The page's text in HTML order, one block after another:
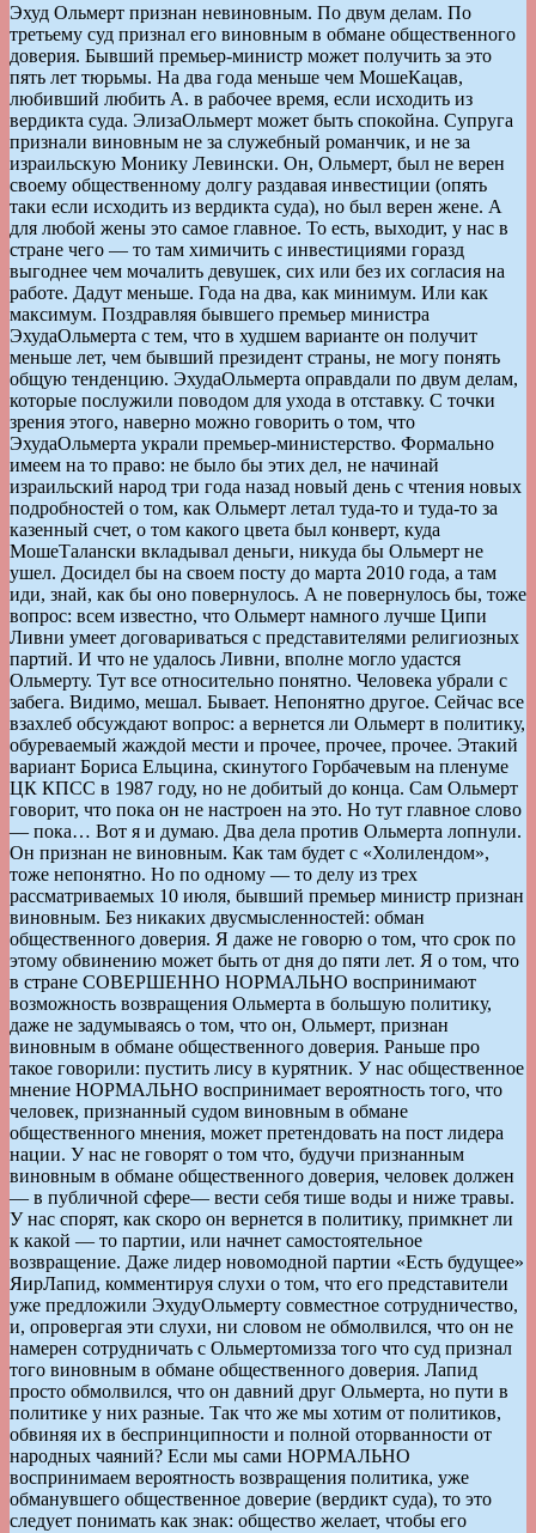
Эхуд Ольмерт признан невиновным. По двум делам. По
третьему суд признал его виновным в обмане общественного
доверия. Бывший премьер-министр может получить за это
пять лет тюрьмы. На два года меньше чем МошеКацав,
любивший любить А. в рабочее время, если исходить из
вердикта суда. ЭлизаОльмерт может быть спокойна. Супруга
признали виновным не за служебный романчик, и не за
израильскую Монику Левински. Он, Ольмерт, был не верен
своему общественному долгу раздавая инвестиции (опять
таки если исходить из вердикта суда), но был верен жене. А
для любой жены это самое главное. То есть, выходит, у нас в
стране чего — то там химичить с инвестициями горазд
выгоднее чем мочалить девушек, сих или без их согласия на
работе. Дадут меньше. Года на два, как минимум. Или как
максимум. Поздравляя бывшего премьер министра
ЭхудаОльмерта с тем, что в худшем варианте он получит
меньше лет, чем бывший президент страны, не могу понять
общую тенденцию. ЭхудаОльмерта оправдали по двум делам,
которые послужили поводом для ухода в отставку. С точки
зрения этого, наверно можно говорить о том, что
ЭхудаОльмерта украли премьер-министерство. Формально
имеем на то право: не было бы этих дел, не начинай
израильский народ три года назад новый день с чтения новых
подробностей о том, как Ольмерт летал туда-то и туда-то за
казенный счет, о том какого цвета был конверт, куда
МошеТалански вкладывал деньги, никуда бы Ольмерт не
ушел. Досидел бы на своем посту до марта 2010 года, а там
иди, знай, как бы оно повернулось. А не повернулось бы, тоже
вопрос: всем известно, что Ольмерт намного лучше Ципи
Ливни умеет договариваться с представителями религиозных
партий. И что не удалось Ливни, вполне могло удастся
Ольмерту. Тут все относительно понятно. Человека убрали с
забега. Видимо, мешал. Бывает. Непонятно другое. Сейчас все
взахлеб обсуждают вопрос: а вернется ли Ольмерт в политику,
обуреваемый жаждой мести и прочее, прочее, прочее. Этакий
вариант Бориса Ельцина, скинутого Горбачевым на пленуме
ЦК КПСС в 1987 году, но не добитый до конца. Сам Ольмерт
говорит, что пока он не настроен на это. Но тут главное слово
— пока… Вот я и думаю. Два дела против Ольмерта лопнули.
Он признан не виновным. Как там будет с «Холилендом»,
тоже непонятно. Но по одному — то делу из трех
рассматриваемых 10 июля, бывший премьер министр признан
виновным. Без никаких двусмысленностей: обман
общественного доверия. Я даже не говорю о том, что срок по
этому обвинению может быть от дня до пяти лет. Я о том, что
в стране СОВЕРШЕННО НОРМАЛЬНО воспринимают
возможность возвращения Ольмерта в большую политику,
даже не задумываясь о том, что он, Ольмерт, признан
виновным в обмане общественного доверия. Раньше про
такое говорили: пустить лису в курятник. У нас общественное
мнение НОРМАЛЬНО воспринимает вероятность того, что
человек, признанный судом виновным в обмане
общественного мнения, может претендовать на пост лидера
нации. У нас не говорят о том что, будучи признанным
виновным в обмане общественного доверия, человек должен
— в публичной сфере— вести себя тише воды и ниже травы.
У нас спорят, как скоро он вернется в политику, примкнет ли
к какой — то партии, или начнет самостоятельное
возвращение. Даже лидер новомодной партии «Есть будущее»
ЯирЛапид, комментируя слухи о том, что его представители
уже предложили ЭхудуОльмерту совместное сотрудничество,
и, опровергая эти слухи, ни словом не обмолвился, что он не
намерен сотрудничать с Ольмертомизза того что суд признал
того виновным в обмане общественного доверия. Лапид
просто обмолвился, что он давний друг Ольмерта, но пути в
политике у них разные. Так что же мы хотим от политиков,
обвиняя их в беспринципности и полной оторванности от
народных чаяний? Если мы сами НОРМАЛЬНО
воспринимаем вероятность возвращения политика, уже
обманувшего общественное доверие (вердикт суда), то это
следует понимать как знак: общество желает, чтобы его